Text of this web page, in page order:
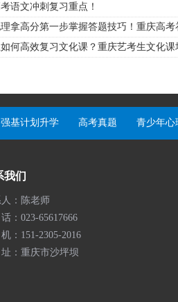
语文冲刺复习重点！
拿高分第一步掌握答题技巧！重庆高考
何高效复习文化课？重庆艺考生文化课
强基计划升学 高考真题 青少年心
我们
：陈老师
：023-65617666
：151-2305-2016
：重庆市沙坪坝